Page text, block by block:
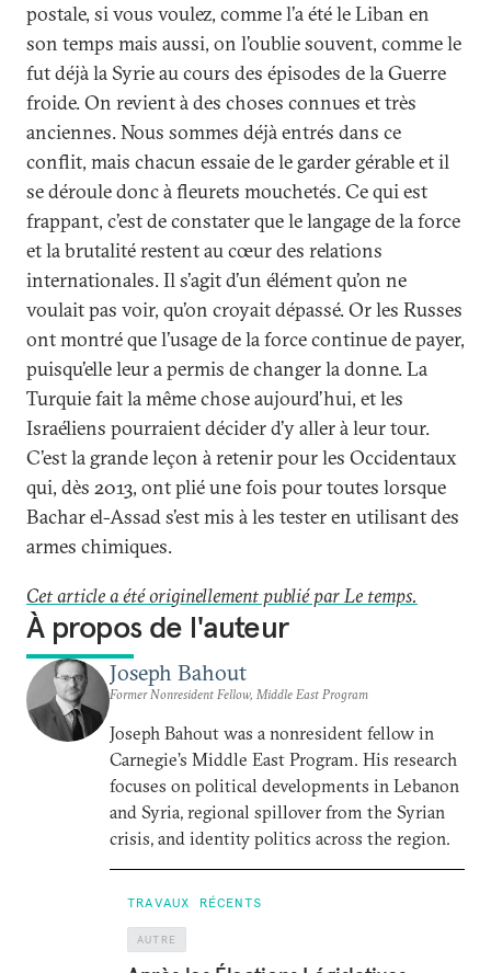
postale, si vous voulez, comme l’a été le Liban en
son temps mais aussi, on l’oublie souvent, comme le
fut déjà la Syrie au cours des épisodes de la Guerre
froide. On revient à des choses connues et très
anciennes. Nous sommes déjà entrés dans ce
conflit, mais chacun essaie de le garder gérable et il
se déroule donc à fleurets mouchetés. Ce qui est
frappant, c’est de constater que le langage de la force
et la brutalité restent au cœur des relations
internationales. Il s’agit d’un élément qu’on ne
voulait pas voir, qu’on croyait dépassé. Or les Russes
ont montré que l’usage de la force continue de payer,
puisqu’elle leur a permis de changer la donne. La
Turquie fait la même chose aujourd’hui, et les
Israéliens pourraient décider d’y aller à leur tour.
C’est la grande leçon à retenir pour les Occidentaux
qui, dès 2013, ont plié une fois pour toutes lorsque
Bachar el-Assad s’est mis à les tester en utilisant des
armes chimiques.
Cet article a été originellement publié par Le temps.
À propos de l'auteur
Joseph Bahout
Former Nonresident Fellow, Middle East Program
Joseph Bahout was a nonresident fellow in
Carnegie’s Middle East Program. His research
focuses on political developments in Lebanon
and Syria, regional spillover from the Syrian
crisis, and identity politics across the region.
TRAVAUX RÉCENTS
AUTRE